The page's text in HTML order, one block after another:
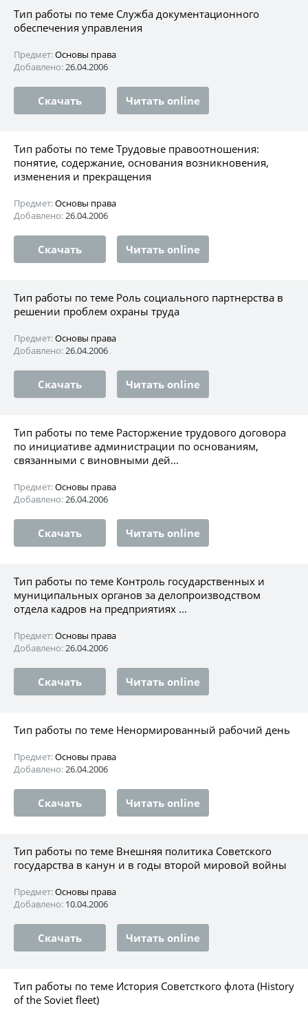
Тип работы по теме Служба документационного
обеспечения управления
Предмет:Основы права
Добавлено:26.04.2006
Скачать Читать online
Тип работы по теме Трудовые правоотношения:
понятие, содержание, основания возникновения,
изменения и прекращения
Предмет:Основы права
Добавлено:26.04.2006
Скачать Читать online
Тип работы по теме Роль социального партнерства в
решении проблем охраны труда
Предмет:Основы права
Добавлено:26.04.2006
Скачать Читать online
Тип работы по теме Расторжение трудового договора
по инициативе администрации по основаниям,
связанными с виновными дей...
Предмет:Основы права
Добавлено:26.04.2006
Скачать Читать online
Тип работы по теме Контроль государственных и
муниципальных органов за делопроизводством
отдела кадров на предприятиях ...
Предмет:Основы права
Добавлено:26.04.2006
Скачать Читать online
Тип работы по теме Ненормированный рабочий день
Предмет:Основы права
Добавлено:26.04.2006
Скачать Читать online
Тип работы по теме Внешняя политика Советского
государства в канун и в годы второй мировой войны
Предмет:Основы права
Добавлено: 10.04.2006
Скачать Читать online
Тип работы по теме История Советсткого флота (History
of the Soviet fleet)